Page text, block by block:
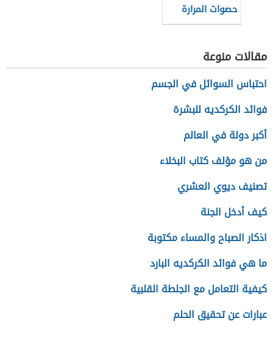
حصوات المرارة
مقالات منوعة
احتباس السوائل في الجسم
فوائد الكركديه للبشرة
أكبر دولة في العالم
من هو مؤلف كتاب البخلاء
تصنيف ديوي العشري
كيف أدخل الجنة
اذكار الصباح والمساء مكتوبة
ما هي فوائد الكركديه البارد
كيفية التعامل مع الجلطة القلبية
عبارات عن تحقيق الحلم